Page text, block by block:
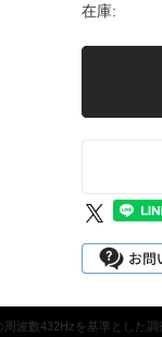
在庫:
周波数432Hzを基準とした調